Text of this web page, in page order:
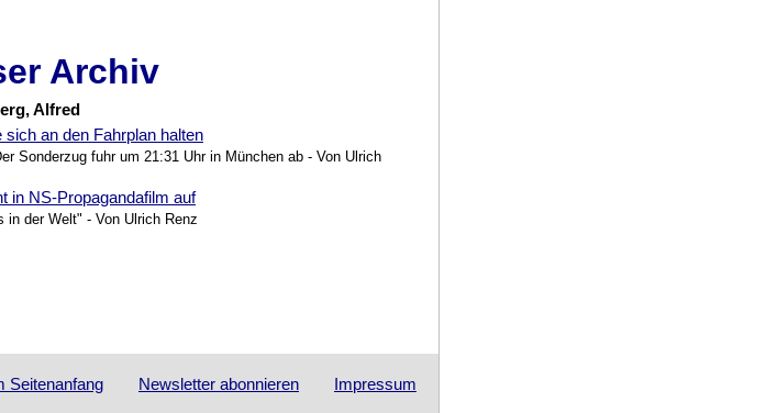
Archiv
Alfred
an den Fahrplan halten
Sonderzug fuhr um 21:31 Uhr in München ab - Von Ulrich
in NS-Propagandafilm auf
in der Welt" - Von Ulrich Renz
Seitenanfang Newsletter abonnieren Impressum